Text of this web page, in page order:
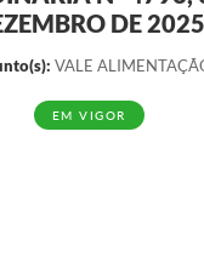
DE 2025
VALE
EM VIGOR